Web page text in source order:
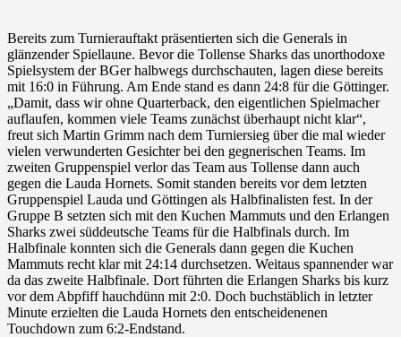
Bereits zum Turnierauftakt präsentierten sich die Generals in
glänzender Spiellaune. Bevor die Tollense Sharks das unorthodoxe
Spielsystem der BGer halbwegs durchschauten, lagen diese bereits
mit 16:0 in Führung. Am Ende stand es dann 24:8 für die Göttinger.
„Damit, dass wir ohne Quarterback, den eigentlichen Spielmacher
auflaufen, kommen viele Teams zunächst überhaupt nicht klar“,
freut sich Martin Grimm nach dem Turniersieg über die mal wieder
vielen verwunderten Gesichter bei den gegnerischen Teams. Im
zweiten Gruppenspiel verlor das Team aus Tollense dann auch
gegen die Lauda Hornets. Somit standen bereits vor dem letzten
Gruppenspiel Lauda und Göttingen als Halbfinalisten fest. In der
Gruppe B setzten sich mit den Kuchen Mammuts und den Erlangen
Sharks zwei süddeutsche Teams für die Halbfinals durch. Im
Halbfinale konnten sich die Generals dann gegen die Kuchen
Mammuts recht klar mit 24:14 durchsetzen. Weitaus spannender war
da das zweite Halbfinale. Dort führten die Erlangen Sharks bis kurz
vor dem Abpfiff hauchdünn mit 2:0. Doch buchstäblich in letzter
Minute erzielten die Lauda Hornets den entscheidenenen
Touchdown zum 6:2-Endstand.